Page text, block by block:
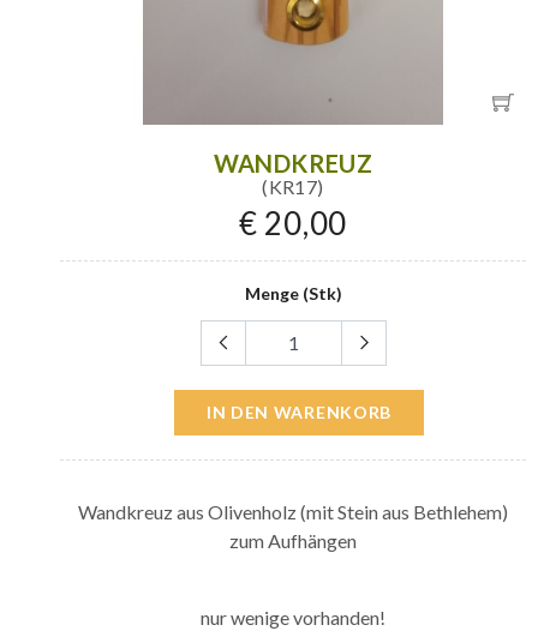
WANDKREUZ
(KR17)
€ 20,00
Menge (Stk)
IN DEN WARENKORB
Wandkreuz aus Olivenholz (mit Stein aus Bethlehem)
zum Aufhängen
nur wenige vorhanden!